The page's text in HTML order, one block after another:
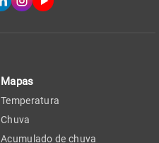
Mapas
Temperatura
Chuva
Acumulado de chuva